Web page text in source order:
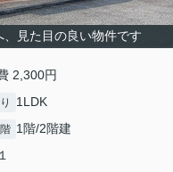
、見た目の良い物件です
2,300円
1LDK
1階/2階建